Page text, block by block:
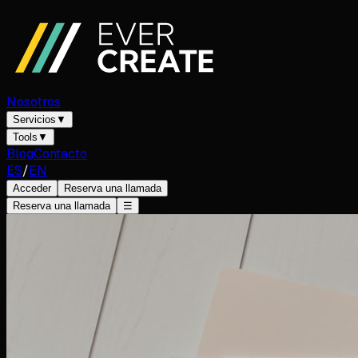
Nosotros
Servicios ▼
Tools ▼
BlogContacto
ES/EN
Acceder
Reserva una llamada
Reserva una llamada
☰